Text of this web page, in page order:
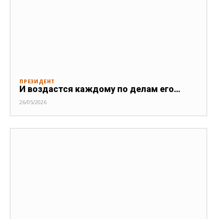
ПРЕЗИДЕНТ
И воздастся каждому по делам его…
26/05/2026